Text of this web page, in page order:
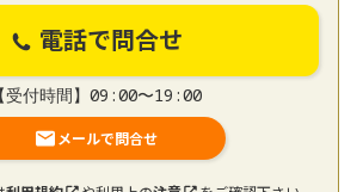
電話で問合せ
【受付時間】09:00〜19:00
メールで問合せ